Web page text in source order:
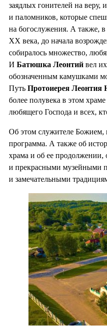
заядлых гонителей на веру,
и паломников, которые
на богослужения. А также,
XX века, до начала
собиралось множество,
И Батюшка Леонтий вел
обозначенным камушками
Путь Протоиерея Леонтия
более полувека в этом
любящего Господа и всех,
Об этом служителе
программа. А также об
храма и об ее продолжении,
и прекрасными музейными
и замечательными